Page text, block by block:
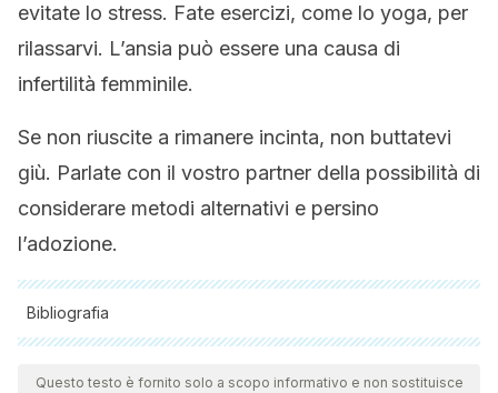
evitate lo stress. Fate esercizi, come lo yoga, per
rilassarvi. L’ansia può essere una causa di
infertilità femminile.
Se non riuscite a rimanere incinta, non buttatevi
giù. Parlate con il vostro partner della possibilità di
considerare metodi alternativi e persino
l’adozione.
Bibliografia
Tutte le fonti citate sono state esaminate a fondo dal nostro
team per garantirne la qualità, l'affidabilità, l'attualità e la
Questo testo è fornito solo a scopo informativo e non sostituisce